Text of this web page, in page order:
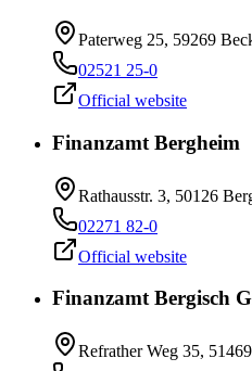
Paterweg 25, 59269
02521 25-0
Official website
Finanzamt Bergheim
Rathausstr. 3, 50126
02271 82-0
Official website
Finanzamt Bergisch
Refrather Weg 35,